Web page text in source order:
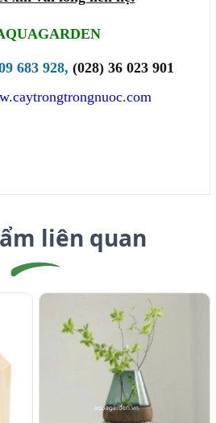
683 928, (028) 36 023 901
liên quan